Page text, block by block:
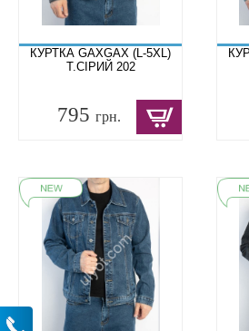
КУРТКА GAXGAX (L-5XL)
Т.СІРИЙ 202
795 грн.